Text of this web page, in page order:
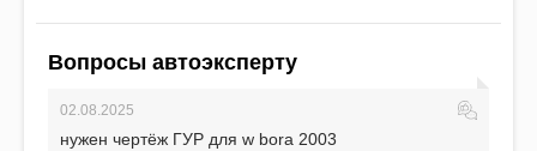
Вопросы автоэксперту
02.08.2025
нужен чертёж ГУР для w bora 2003